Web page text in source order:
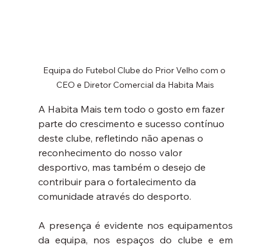
Equipa do Futebol Clube do Prior Velho com o
CEO e Diretor Comercial da Habita Mais
A Habita Mais tem todo o gosto em fazer
parte do crescimento e sucesso contínuo
deste clube, refletindo não apenas o
reconhecimento do nosso valor
desportivo, mas também o desejo de
contribuir para o fortalecimento da
comunidade através do desporto.
A presença é evidente nos equipamentos
da equipa, nos espaços do clube e em